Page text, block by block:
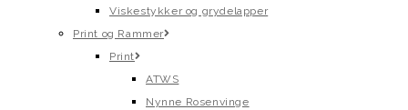
Viskestykker og grydelapper
Print og Rammer
Print
ATWS
Nynne Rosenvinge